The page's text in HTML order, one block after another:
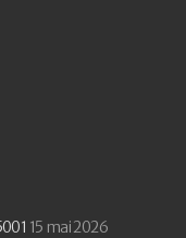
15 mai 2026